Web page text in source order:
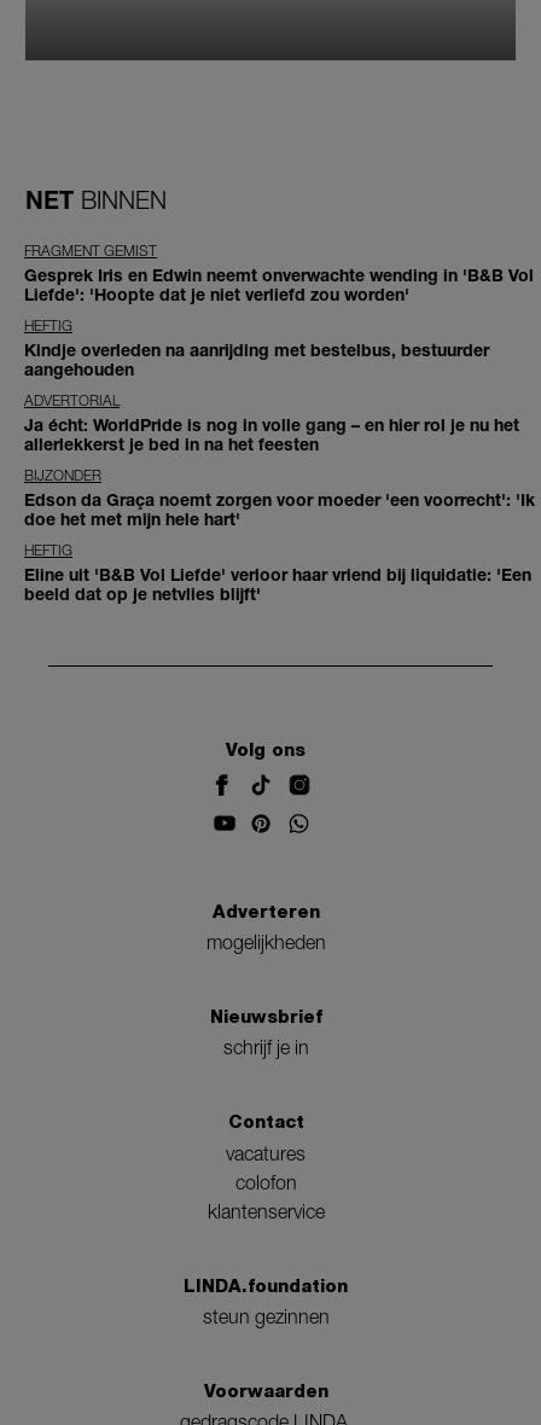
NET BINNEN
FRAGMENT GEMIST
Gesprek Iris en Edwin neemt onverwachte wending in 'B&B Vol
Liefde': 'Hoopte dat je niet verliefd zou worden'
HEFTIG
Kindje overleden na aanrijding met bestelbus, bestuurder
aangehouden
ADVERTORIAL
Ja écht: WorldPride is nog in volle gang – en hier rol je nu het
allerlekkerst je bed in na het feesten
BIJZONDER
Edson da Graça noemt zorgen voor moeder 'een voorrecht': 'Ik
doe het met mijn hele hart'
HEFTIG
Eline uit 'B&B Vol Liefde' verloor haar vriend bij liquidatie: 'Een
beeld dat op je netvlies blijft'
Volg ons
Adverteren
mogelijkheden
Nieuwsbrief
schrijf je in
Contact
vacatures
colofon
klantenservice
LINDA.foundation
steun gezinnen
Voorwaarden